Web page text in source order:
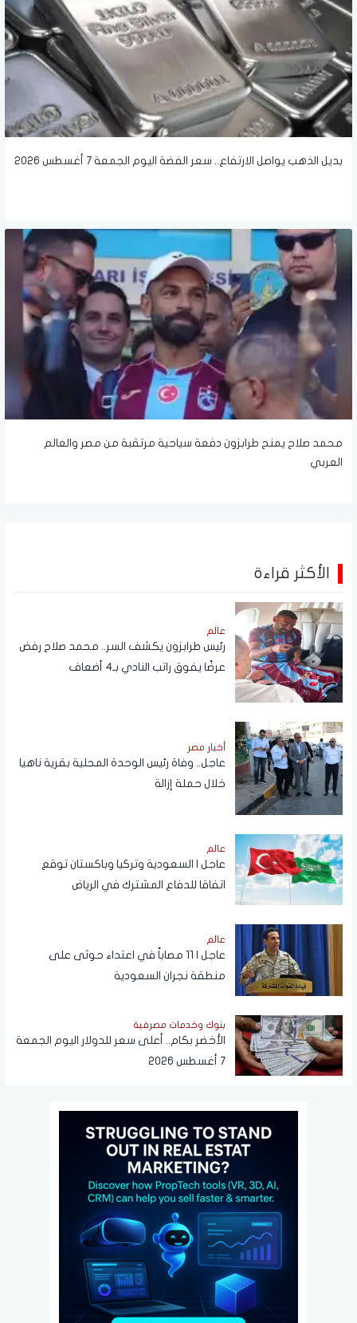
بديل الذهب يواصل الارتفاع.. سعر الفضة اليوم الجمعة 7 أغسطس 2026
محمد صلاح يمنح طرابزون دفعة سياحية مرتقبة من مصر والعالم
العربي
الأكثر قراءة
عالم
رئيس طرابزون يكشف السر.. محمد صلاح رفض
عرضًا يفوق راتب النادي بـ4 أضعاف
أخبار مصر
عاجل.. وفاة رئيس الوحدة المحلية بقرية ناهيا
خلال حملة إزالة
عالم
عاجل | السعودية وتركيا وباكستان توقع
اتفاقا للدفاع المشترك في الرياض
عالم
عاجل | 11 مصاباً في اعتداء حوثى على
منطقة نجران السعودية
بنوك وخدمات مصرفية
الأخضر بكام.. أعلى سعر للدولار اليوم الجمعة
7 أغسطس 2026